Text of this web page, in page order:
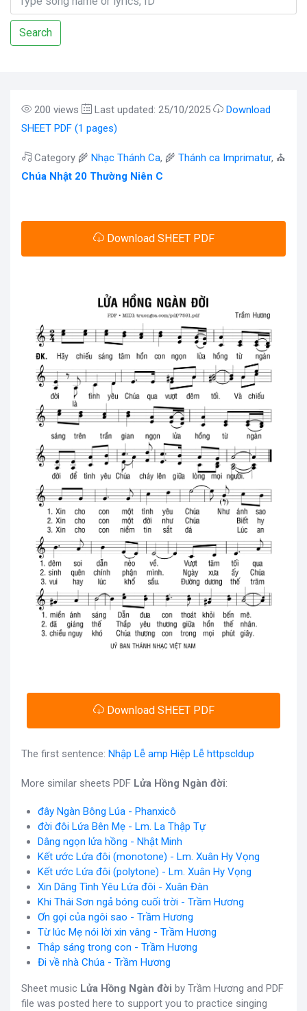
Search
200 views Last updated: 25/10/2025
Download
SHEET PDF (1 pages)
Category 🌾 Nhạc Thánh Ca, 🌾 Thánh ca Imprimatur, ⛪
Chúa Nhật 20 Thường Niên C
Download SHEET PDF
Download SHEET PDF
The first sentence: Nhập Lễ amp Hiệp Lễ httpscldup
More similar sheets PDF Lửa Hồng Ngàn đời:
đây Ngàn Bông Lúa - Phanxicô
đời đôi Lứa Bên Mẹ - Lm. La Thập Tự
Dâng ngọn lửa hồng - Nhật Minh
Kết ước Lứa đôi (monotone) - Lm. Xuân Hy Vọng
Kết ước Lứa đôi (polytone) - Lm. Xuân Hy Vọng
Xin Dâng Tình Yêu Lứa đôi - Xuân Đàn
Khi Thái Sơn ngả bóng cuối trời - Trầm Hương
Ơn gọi của ngôi sao - Trầm Hương
Từ lúc Mẹ nói lời xin vâng - Trầm Hương
Thắp sáng trong con - Trầm Hương
Đi về nhà Chúa - Trầm Hương
Sheet music Lửa Hồng Ngàn đời by Trầm Hương and PDF
file was posted here to support you to practice singing